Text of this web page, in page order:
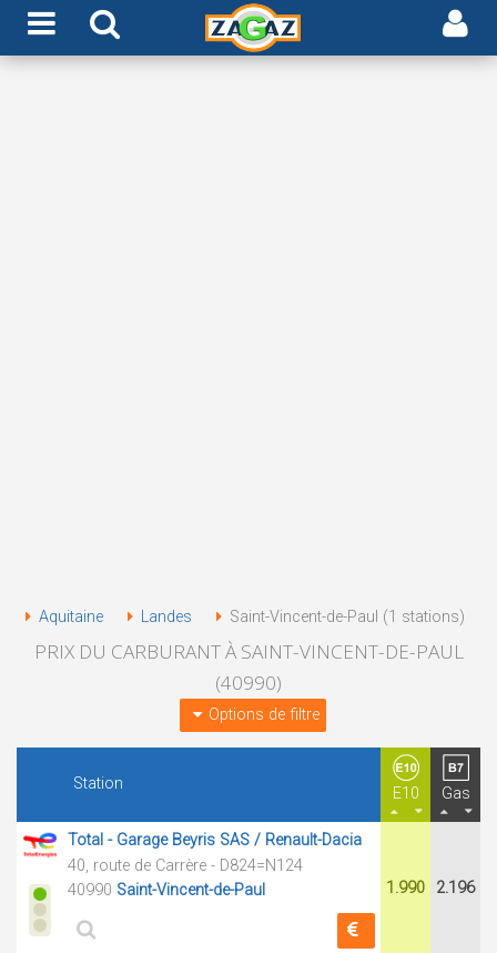
Aquitaine Landes Saint-Vincent-de-Paul (1 stations)
PRIX DU CARBURANT À SAINT-VINCENT-DE-PAUL
(40990)
Options de filtre
Station
E10 Gas
Total - Garage Beyris SAS / Renault-Dacia
40, route de Carrère - D824=N124
40990 Saint-Vincent-de-Paul 1.990 2.196